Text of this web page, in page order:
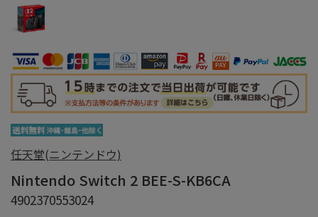
任天堂(ニンテンドウ)
Nintendo Switch 2 BEE-S-KB6CA
4902370553024